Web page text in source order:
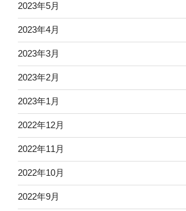
2023年5月
2023年4月
2023年3月
2023年2月
2023年1月
2022年12月
2022年11月
2022年10月
2022年9月